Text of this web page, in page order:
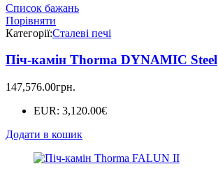
Список бажань
Порівняти
Категорії:Сталеві печі
Піч-камін Thorma DYNAMIC Steel
147,576.00грн.
EUR: 3,120.00€
Додати в кошик